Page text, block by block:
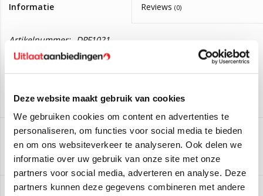
Deze website maakt gebruik van cookies
We gebruiken cookies om content en advertenties te
personaliseren, om functies voor social media te bieden
en om ons websiteverkeer te analyseren. Ook delen we
informatie over uw gebruik van onze site met onze
partners voor social media, adverteren en analyse. Deze
partners kunnen deze gegevens combineren met andere
Informatie Reviews (0)
Artikelnummer:
DPF1021
Levertijd:
Levering in 2 tot 4 werkdagen.
Roetfilter Mercedes CLA / GLA.
A2464905100.
Deze roetfilter is geschikt voor de volgende auto's:
Mercedes-Benz GLA 200 CDI/d
(100kW/136PK) (Van 2013
t/m 2019)
Mercedes-Benz GLA 220 CDI/d (125kW/170PK) (Van 2013
t/m 2019)
Mercedes-Benz GLA 220 d(130kW/177PK) (Van 2015 t/m
Aan verlanglijst toevoegen/Toevoegen om te vergelijken/ Afdrukken